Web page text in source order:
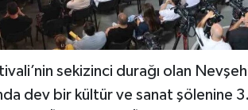
sekizinci durağı olan
dev bir kültür ve sanat şölenine